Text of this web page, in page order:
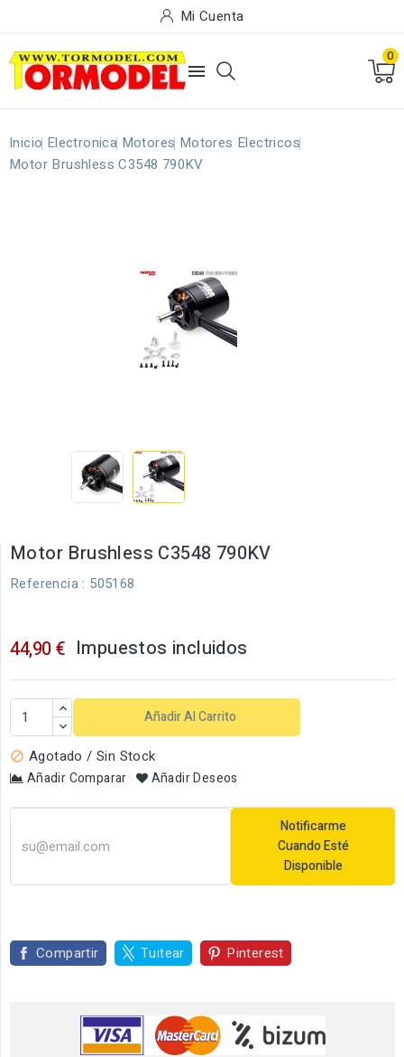
Mi Cuenta

0
Inicio Electronica Motores Motores Electricos
Motor Brushless C3548 790KV
Motor Brushless C3548 790KV
Referencia : 505168
44,90 € Impuestos incluidos
Añadir Al Carrito
 Agotado / Sin Stock
Añadir Comparar Añadir Deseos
Notificarme
Cuando Esté
Disponible
Compartir Tuitear Pinterest